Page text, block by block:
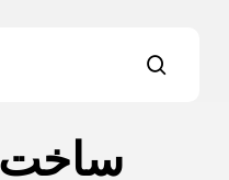
جستجو
ساخت